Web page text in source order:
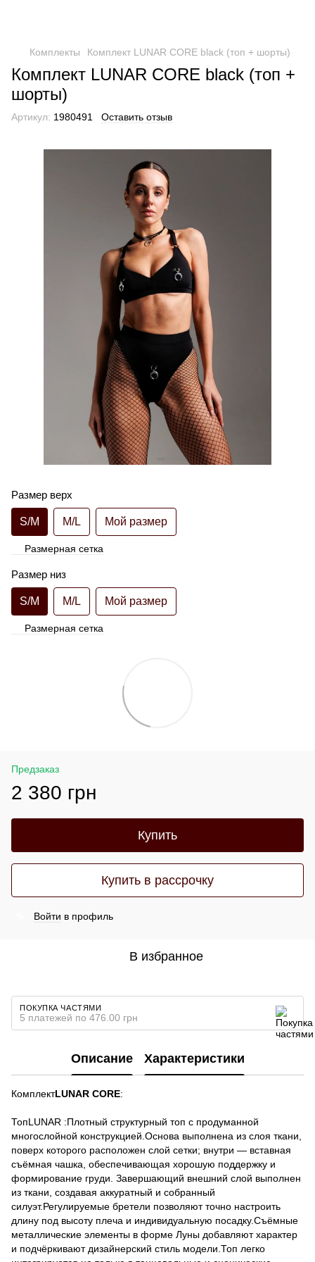
Комплекты Комплект LUNAR CORE black (топ + шорты)
Комплект LUNAR CORE black (топ +
шорты)
Артикул: 1980491 Оставить отзыв
Размер верх
S/M M/L Мой размер
Размерная сетка
Размер низ
S/M M/L Мой размер
Размерная сетка
Предзаказ
2 380 грн
Купить
Купить в рассрочку
Войти в профиль
В избранное
ПОКУПКА ЧАСТЯМИ
5 платежей по 476.00 грн
Описание Характеристики
КомплектLUNAR CORE:
ТопLUNAR :Плотный структурный топ с продуманной
многослойной конструкцией.Основа выполнена из слоя ткани,
поверх которого расположен слой сетки; внутри — вставная
съёмная чашка, обеспечивающая хорошую поддержку и
формирование груди. Завершающий внешний слой выполнен
из ткани, создавая аккуратный и собранный
силуэт.Регулируемые бретели позволяют точно настроить
длину под высоту плеча и индивидуальную посадку.Съёмные
металлические элементы в форме Луны добавляют характер
и подчёркивают дизайнерский стиль модели.Топ легко